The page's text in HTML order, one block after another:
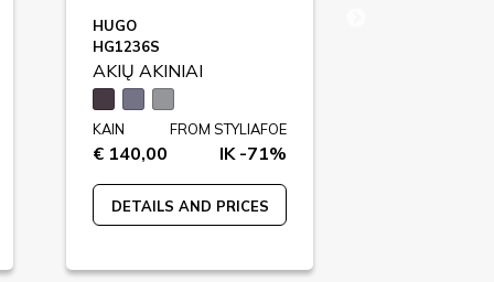
HUGO
HG1236S
AKIŲ AKINIAI
KAIN
€ 140,00
FROM STYLIAFOE
IK -71%
DETAILS AND PRICES